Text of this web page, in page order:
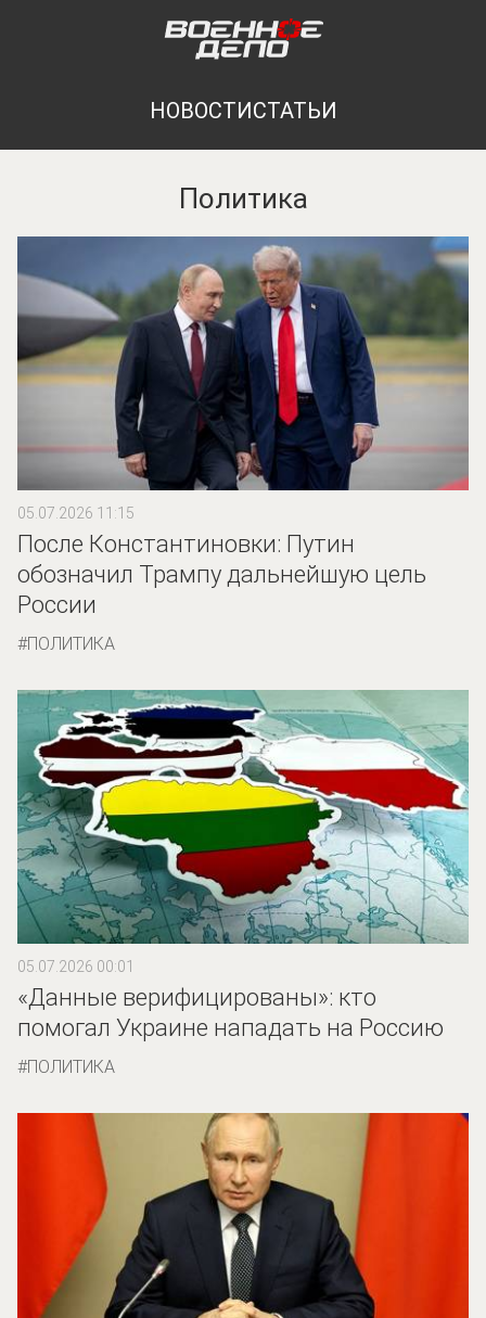
НОВОСТИСТАТЬИ
Политика
05.07.2026 11:15
После Константиновки: Путин
обозначил Трампу дальнейшую цель
России
ПОЛИТИКА
05.07.2026 00:01
«Данные верифицированы»: кто
помогал Украине нападать на Россию
ПОЛИТИКА